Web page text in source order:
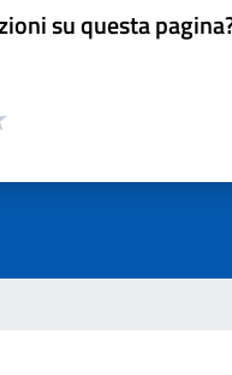
su questa